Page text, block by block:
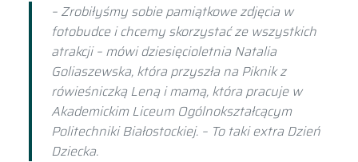
– Zrobiłyśmy sobie pamiątkowe zdjęcia w
fotobudce i chcemy skorzystać ze wszystkich
atrakcji – mówi dziesięcioletnia Natalia
Goliaszewska, która przyszła na Piknik z
rówieśniczką Leną i mamą, która pracuje w
Akademickim Liceum Ogólnokształcącym
Politechniki Białostockiej. – To taki extra Dzień
Dziecka.